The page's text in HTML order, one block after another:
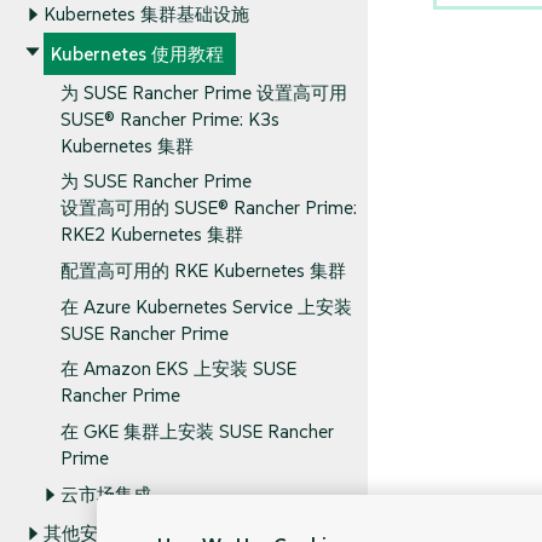
Kubernetes 集群基础设施
Kubernetes 使用教程
为 SUSE Rancher Prime 设置高可用
SUSE® Rancher Prime: K3s
Kubernetes 集群
为 SUSE Rancher Prime
设置高可用的 SUSE® Rancher Prime:
RKE2 Kubernetes 集群
配置高可用的 RKE Kubernetes 集群
在 Azure Kubernetes Service 上安装
SUSE Rancher Prime
在 Amazon EKS 上安装 SUSE
Rancher Prime
在 GKE 集群上安装 SUSE Rancher
Prime
云市场集成
其他安装方式